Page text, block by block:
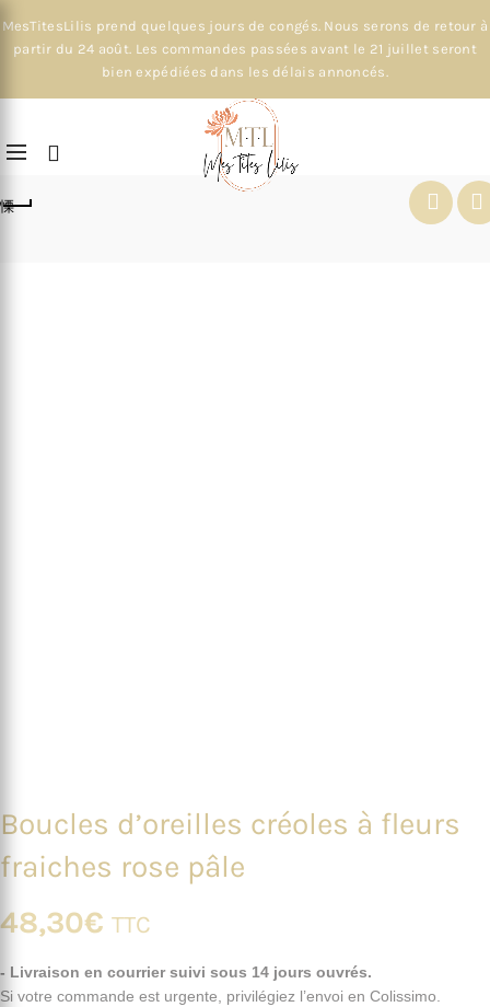
MesTitesLilis prend quelques jours de congés. Nous serons de retour à
partir du 24 août. Les commandes passées avant le 21 juillet seront
bien expédiées dans les délais annoncés.
Boucles d’oreilles créoles à fleurs
fraiches rose pâle
48,30€ TTC
- Livraison en courrier suivi sous 14 jours ouvrés.
Si votre commande est urgente, privilégiez l’envoi en Colissimo.